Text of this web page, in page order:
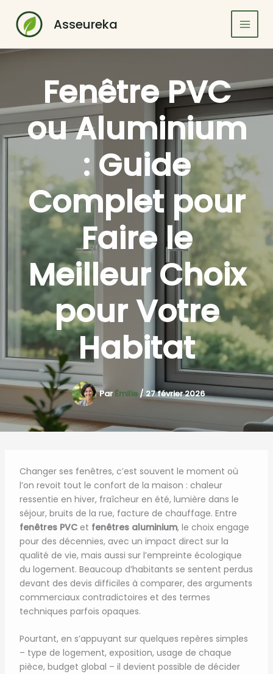
contenu
Asseureka
Fenêtre PVC
ou Aluminium
: Guide
Complet pour
Faire le
Meilleur Choix
pour Votre
Habitat
ParÉmilie / 27 février 2026
Changer ses fenêtres, c’est souvent le moment où
l’on revoit tout le confort de la maison : chaleur
ressentie en hiver, fraîcheur en été, lumière dans le
séjour, bruits de la rue, facture de chauffage. Entre
fenêtres PVCet fenêtres aluminium, le choix engage
pour des décennies, avec un impact direct sur la
qualité de vie, mais aussi sur l’empreinte écologique
du logement. Beaucoup d’habitants se sentent perdus
devant des devis difficiles à comparer, des arguments
commerciaux contradictoires et des termes
techniques parfois opaques.
Pourtant, en s’appuyant sur quelques repères simples
– type de logement, exposition, usage de chaque
pièce, budget global – il devient possible de décider